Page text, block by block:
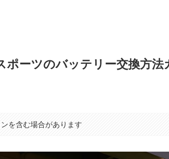
ポーツのバッテリー交換方
を含む場合があります